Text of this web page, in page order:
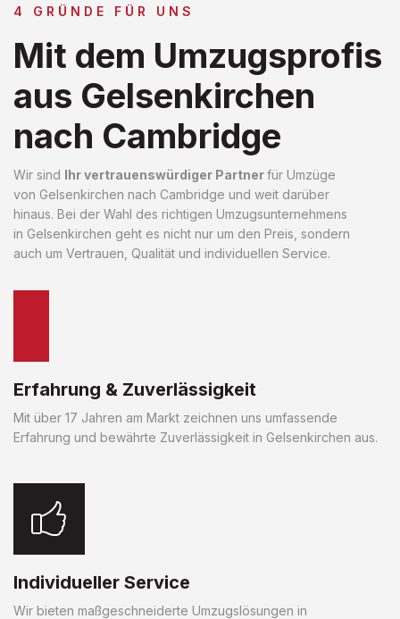
4 GRÜNDE FÜR UNS
Mit dem Umzugsprofis
aus Gelsenkirchen
nach Cambridge
Wir sind Ihr vertrauenswürdiger Partnerfür Umzüge
von Gelsenkirchen nach Cambridge und weit darüber
hinaus. Bei der Wahl des richtigen Umzugsunternehmens
in Gelsenkirchen geht es nicht nur um den Preis, sondern
auch um Vertrauen, Qualität und individuellen Service.
Erfahrung & Zuverlässigkeit
Mit über 17 Jahren am Markt zeichnen uns umfassende
Erfahrung und bewährte Zuverlässigkeit in Gelsenkirchen aus.
Individueller Service
Wir bieten maßgeschneiderte Umzugslösungen in